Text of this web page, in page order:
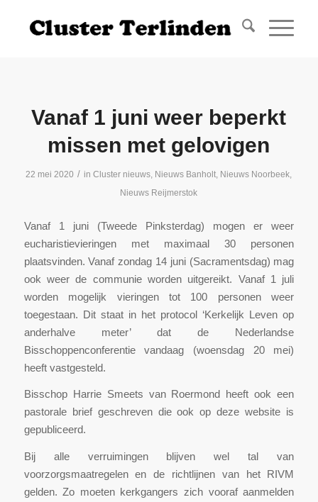
Vanaf 1 juni weer beperkt
missen met gelovigen
22 mei 2020 / inCluster nieuws, Nieuws Banholt, Nieuws Noorbeek,
Nieuws Reijmerstok
Vanaf 1 juni (Tweede Pinksterdag) mogen er weer
eucharistievieringen met maximaal 30 personen
plaatsvinden. Vanaf zondag 14 juni (Sacramentsdag) mag
ook weer de communie worden uitgereikt. Vanaf 1 juli
worden mogelijk vieringen tot 100 personen weer
toegestaan. Dit staat in het protocol ‘Kerkelijk Leven op
anderhalve meter’ dat de Nederlandse
Bisschoppenconferentie vandaag (woensdag 20 mei)
heeft vastgesteld.
Bisschop Harrie Smeets van Roermond heeft ook een
pastorale brief geschreven die ook op deze website is
gepubliceerd.
Bij alle verruimingen blijven wel tal van
voorzorgsmaatregelen en de richtlijnen van het RIVM
gelden. Zo moeten kerkgangers zich vooraf aanmelden